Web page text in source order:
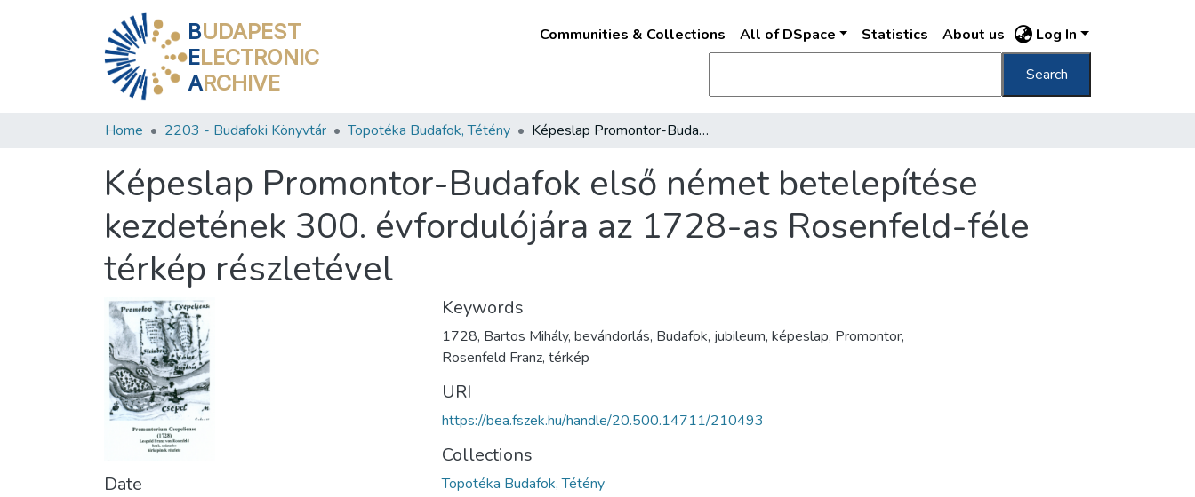
BUDAPEST
ELECTRONIC
ARCHIVE
Communities & Collections All of DSpace Statistics About us Log In
Search
Home 2203 - Budafoki Könyvtár Topotéka Budafok, Tétény Képeslap Promontor-Budafok első német betelepítése kezdetének 300. évfordulójára az 1728-as Rosenfeld-féle térkép részletével
Képeslap Promontor-Budafok első német betelepítése
kezdetének 300. évfordulójára az 1728-as Rosenfeld-féle
térkép részletével
Date
Keywords
1728, Bartos Mihály, bevándorlás, Budafok, jubileum, képeslap, Promontor,
Rosenfeld Franz, térkép
URI
https://bea.fszek.hu/handle/20.500.14711/210493
Collections
Topotéka Budafok, Tétény